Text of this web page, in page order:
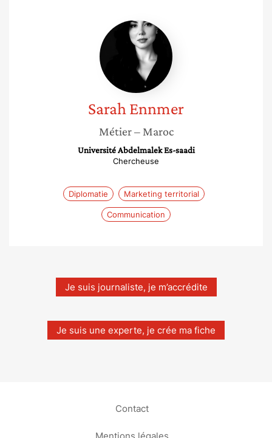
Sarah
Ennmer
Sarah Ennmer
Métier – Maroc
Université Abdelmalek Es-saadi
Chercheuse
Diplomatie Marketing territorial
Communication
Je suis journaliste, je m’accrédite
Je suis une experte, je crée ma fiche
Contact
Mentions légales